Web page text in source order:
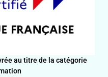
au titre de la catégorie